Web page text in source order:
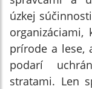
úzkej
organizáciami,
prírode a lese,
podarí
stratami. Len